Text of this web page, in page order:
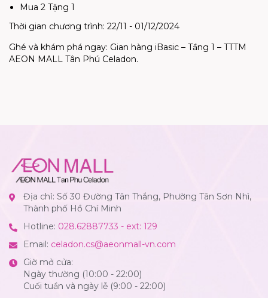
Mua 2 Tặng 1
Thời gian chương trình: 22/11 - 01/12/2024
Ghé và khám phá ngay: Gian hàng iBasic – Tầng 1 – TTTM
AEON MALL Tân Phú Celadon.
Địa chỉ: Số 30 Đường Tân Thắng, Phường Tân Sơn Nhì,
Thành phố Hồ Chí Minh
Hotline: 028.62887733 - ext: 129
Email: celadon.cs@aeonmall-vn.com
Giờ mở cửa:
Ngày thường (10:00 - 22:00)
Cuối tuần và ngày lễ (9:00 - 22:00)